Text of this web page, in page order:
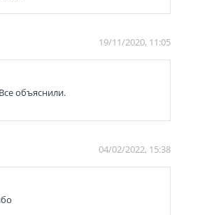
19/11/2020, 11:05
объяснили.
04/02/2022, 15:38